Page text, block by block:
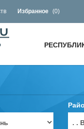
Избранное (0)
. .